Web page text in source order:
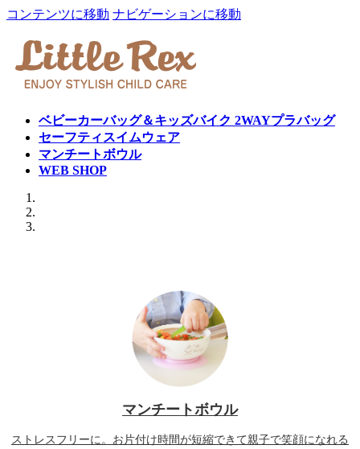
コンテンツに移動 ナビゲーションに移動
ベビーカーバッグ＆キッズバイク 2WAYプラバッグ
セーフティスイムウェア
マンチートボウル
WEB SHOP
マンチートボウル
ストレスフリーに。お片付け時間が短縮できて親子で笑顔になれる